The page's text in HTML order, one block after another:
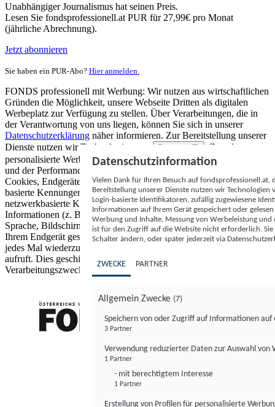
Unabhängiger Journalismus hat seinen Preis.
Lesen Sie fondsprofessionell.at PUR für 27,99€ pro Monat
(jährliche Abrechnung).
Jetzt abonnieren
Sie haben ein PUR-Abo? Hier anmelden.
FONDS professionell mit Werbung: Wir nutzen aus wirtschaftlichen
Gründen die Möglichkeit, unsere Webseite Dritten als digitalen
Werbeplatz zur Verfügung zu stellen. Über Verarbeitungen, die in
der Verantwortung von uns liegen, können Sie sich in unserer
Datenschutzerklärung näher informieren. Zur Bereitstellung unserer
Dienste nutzen wir Technologien von
Partnern (5)
. Zwecke:
personalisierte Werbung und Inhalte, Messung von Werbeleistung
und der Performance von Inhalten sowie Zielgruppenforschung.
Cookies, Endgeräte- oder ähnliche Online-Kennungen (z. B. login-
basierte Kennungen, zufällig generierte Kennungen,
netzwerkbasierte Kennungen) können zusammen mit anderen
Informationen (z. B. Browsertyp und Browserinformationen,
Sprache, Bildschirmgröße, unterstützte Technologien usw.) auf
Ihrem Endgerät gespeichert oder von dort ausgelesen werden, um es
jedes Mal wiederzuerkennen, wenn es eine App oder einer Webseite
aufruft. Dies geschieht für einen oder mehrere der hier aufgeführten
Verarbeitungszwecke.
Datenschutzinformation
Vielen Dank für Ihren Besuch auf
Bereitstellung unserer Dienste nutzen wir Technologien
Login-basierte Identifikatoren, zufällig zugewiesene
Informationen auf Ihrem Gerät gespeichert oder
Werbung und Inhalte, Messung von Werbeleistung
ist für den Zugriff auf die Website nicht erforderlich.
Schalter ändern, oder später jederzeit via
ZWECKE PARTNER
Allgemein Zwecke (7)
Speichern von oder Zugriff auf Informationen auf
3 Partner
Verwendung reduzierter Daten zur Auswahl von
1 Partner
- mit berechtigtem Interesse
1 Partner
Erstellung von Profilen für personalisierte
FONDS professionell